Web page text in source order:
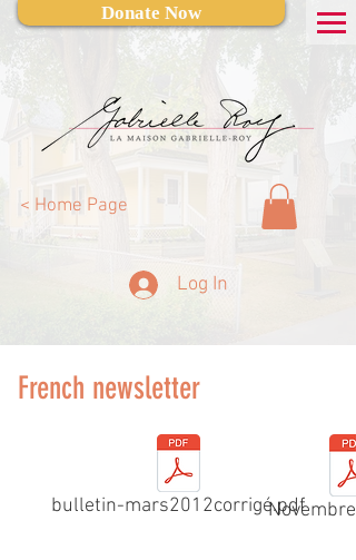
Donate Now
< Home Page
Log In
French newsletter
bulletin-mars2012corrigé.pdf